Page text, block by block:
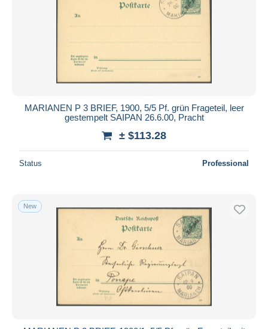
MARIANEN P 3 BRIEF, 1900, 5/5 Pf. grün Frageteil, leer
gestempelt SAIPAN 26.6.00, Pracht
± $113.28
Status Professional
New